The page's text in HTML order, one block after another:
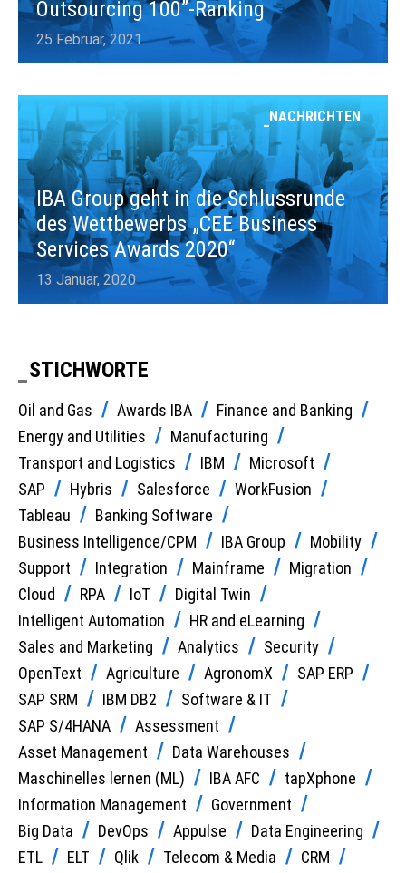
Outsourcing 100”-Ranking
25 Februar, 2021
NACHRICHTEN
IBA Group geht in die Schlussrunde
des Wettbewerbs „CEE Business
Services Awards 2020“
13 Januar, 2020
STICHWORTE
Oil and Gas Awards IBA
Finance and Banking
Energy and Utilities
Manufacturing
Transport and Logistics
IBM
Microsoft
SAP
Hybris Salesforce
WorkFusion
Tableau
Banking Software
Business Intelligence/CPM
IBA Group
Mobility
Support
Integration Mainframe
Migration
Cloud
RPA IoT
Digital Twin
Intelligent Automation
HR and eLearning
Sales and Marketing
Analytics
Security
OpenText
Agriculture AgronomX
SAP ERP
SAP SRM
IBM DB2
Software & IT
SAP S/4HANA
Assessment
Asset Management
Data Warehouses
Maschinelles lernen (ML)
IBA AFC
tapXphone
Information Management
Government
Big Data
DevOps Appulse
Data Engineering
ETL
ELT Qlik Telecom & Media CRM